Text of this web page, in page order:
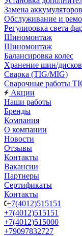
Замена аккумуляторов
Обслуживание и
Регулировка света
Шиномонтаж
Шиномонтаж
Балансировка колес
Хранение шин/
Сварка (TIG/MIG)
Сварочные работы
Акции
Наши работы
Бренды
Компания
О компании
Новости
Отзывы
Контакты
Вакансии
Партнеры
Сертификаты
Контакты
+7(4012)515151
+7(4012)515151
+7(4012)515000
+79097832727